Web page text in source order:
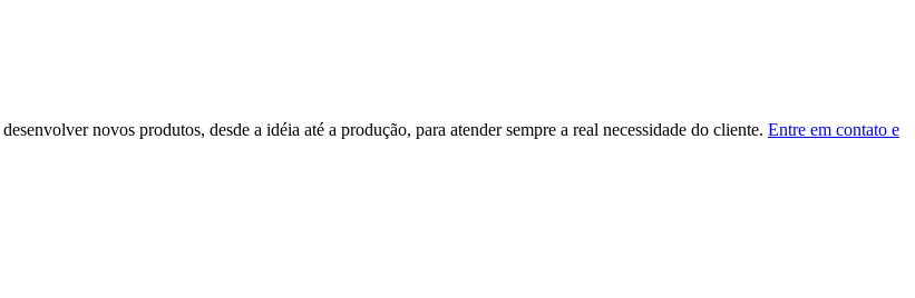
novos produtos, desde a idéia até a produção, para atender sempre a real necessidade do cliente. Entre em contato e